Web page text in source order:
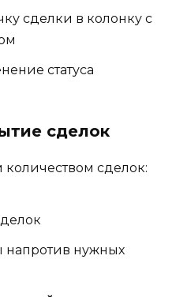
сделки в колонку с
статуса
сделок
сделок:
напротив нужных